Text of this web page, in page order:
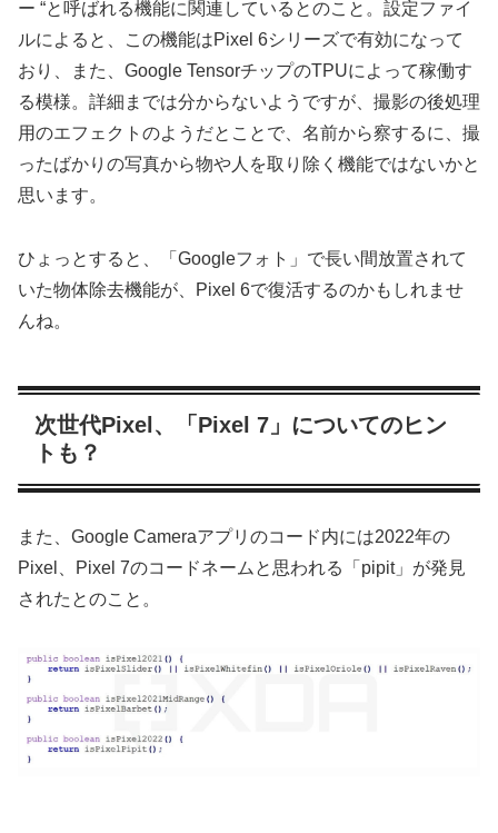
ー “と呼ばれる機能に関連しているとのこと。設定ファイ
ルによると、この機能はPixel 6シリーズで有効になって
おり、また、Google TensorチップのTPUによって稼働す
る模様。詳細までは分からないようですが、撮影の後処理
用のエフェクトのようだとことで、名前から察するに、撮
ったばかりの写真から物や人を取り除く機能ではないかと
思います。
ひょっとすると、「Googleフォト」で長い間放置されて
いた物体除去機能が、Pixel 6で復活するのかもしれませ
んね。
次世代Pixel、「Pixel 7」についてのヒン
トも？
また、Google Cameraアプリのコード内には2022年の
Pixel、Pixel 7のコードネームと思われる「pipit」が発見
されたとのこと。